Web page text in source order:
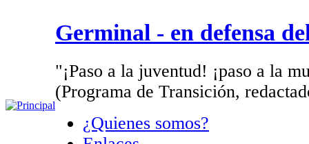
Germinal - en defensa
"¡Paso a la juventud! ¡paso a la
(Programa de Transición,
¿Quienes somos?